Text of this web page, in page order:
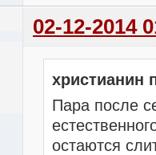
02-12-2014
христианин
Пара после
остаются